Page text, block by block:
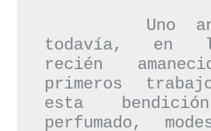
todavía, en
recién
primeros
esta
perfumado,